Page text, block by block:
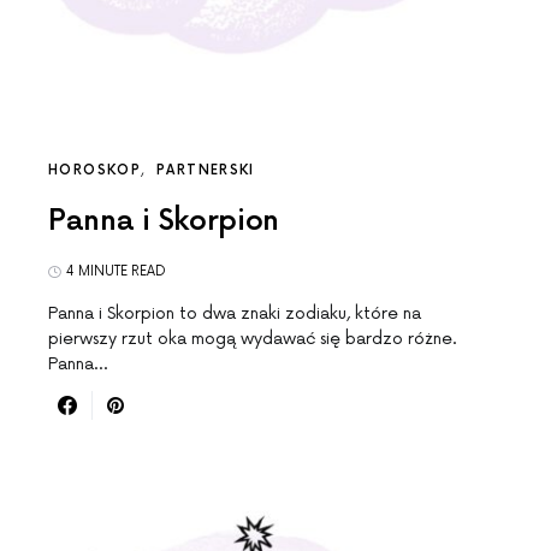
HOROSKOP PARTNERSKI
Panna i Skorpion
4 MINUTE READ
Panna i Skorpion to dwa znaki zodiaku, które na
pierwszy rzut oka mogą wydawać się bardzo różne.
Panna…